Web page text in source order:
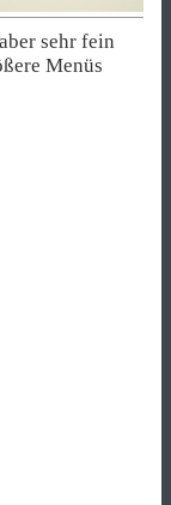
sehr fein
Menüs